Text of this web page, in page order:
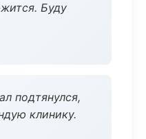
Буду
подтянулся,
клинику.